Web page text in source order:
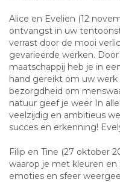
Alice en Evelien (12
ontvangst in uw
verrast door de mooi
gevarieerde werken.
maatschappij heb je in
hand gereikt om uw
bezorgdheid om
natuur geef je weer In
veelzijdig en ambitieus
succes en erkenning!
Filip en Tine (27 oktober
waarop je met kleuren
emoties en sfeer